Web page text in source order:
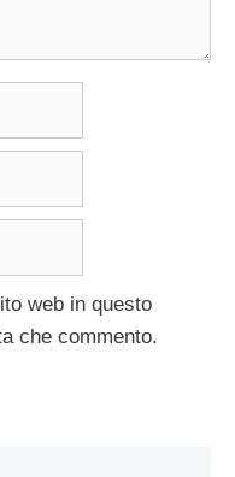
web in questo
che commento.